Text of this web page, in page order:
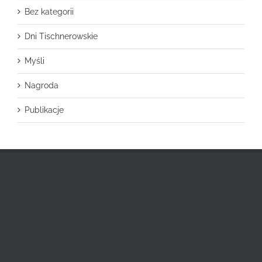
Bez kategorii
Dni Tischnerowskie
Myśli
Nagroda
Publikacje